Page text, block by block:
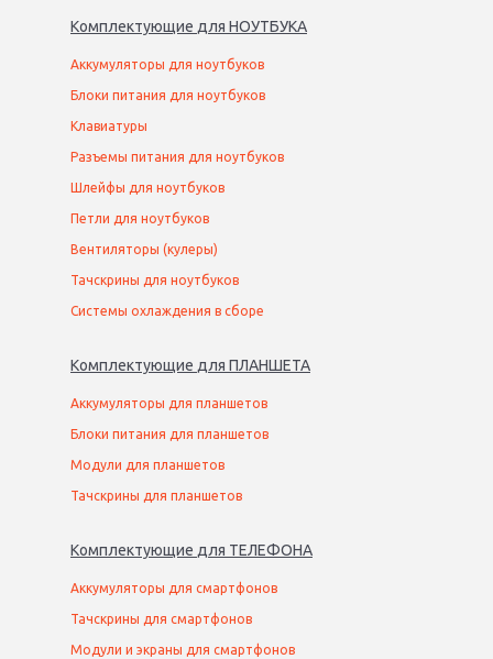
Комплектующие для НОУТБУКА
Аккумуляторы для ноутбуков
Блоки питания для ноутбуков
Клавиатуры
Разъемы питания для ноутбуков
Шлейфы для ноутбуков
Петли для ноутбуков
Вентиляторы (кулеры)
Тачскрины для ноутбуков
Системы охлаждения в сборе
Комплектующие для ПЛАНШЕТА
Аккумуляторы для планшетов
Блоки питания для планшетов
Модули для планшетов
Тачскрины для планшетов
Комплектующие для ТЕЛЕФОНА
Аккумуляторы для смартфонов
Тачскрины для смартфонов
Модули и экраны для смартфонов